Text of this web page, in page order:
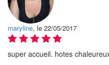
maryline, le 22/05/2017
super accueil. hotes